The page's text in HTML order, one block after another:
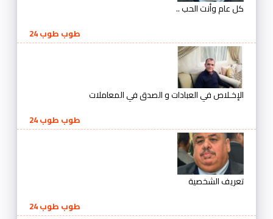
كل عام وأنت الحب ..
طوب طوب 24
الإخـلاص في العبادات و الصدق في المعاملات
طوب طوب 24
تعريف الشخصية
طوب طوب 24